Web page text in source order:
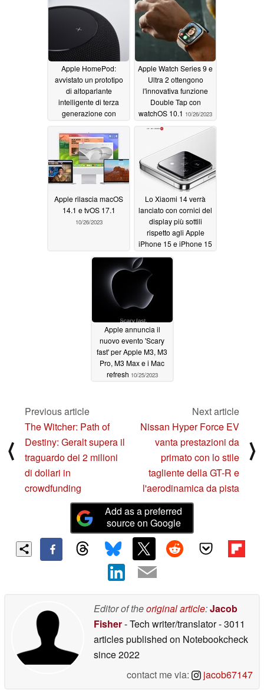
10/26/2023
Apple HomePod:
avvistato un prototipo
di altoparlante
intelligente di terza
generazione con
10/26/2023
Apple Watch Series 9 e
Ultra 2 ottengono
l'innovativa funzione
Double Tap con
watchOS 10.1 10/26/2023
Apple rilascia macOS
14.1 e tvOS 17.1
10/26/2023
Lo Xiaomi 14 verrà
lanciato con cornici del
display più sottili
rispetto agli Apple
iPhone 15 e iPhone 15
Pro10/25/2023
Apple annuncia il
nuovo evento 'Scary
fast' per Apple M3, M3
Pro, M3 Max e i Mac
refresh 10/25/2023
⟨
Previous article
The Witcher: Path of
Destiny: Geralt supera il
traguardo dei 2 milioni
di dollari in
crowdfunding
Next article
Nissan Hyper Force EV
vanta prestazioni da
primato con lo stile
tagliente della GT-R e
l'aerodinamica da pista
⟩
Add as a preferred
source on Google
Editor of theoriginal article:Jacob
Fisher- Tech writer/translator- 3011
articles published on Notebookcheck
since 2022
contact me via:
jacob67147